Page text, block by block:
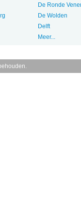
De Ronde
De Wolden
Delft
Meer...